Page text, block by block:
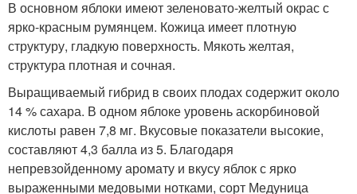
В основном яблоки имеют зеленовато-желтый окрас с
ярко-красным румянцем. Кожица имеет плотную
структуру, гладкую поверхность. Мякоть желтая,
структура плотная и сочная.
Выращиваемый гибрид в своих плодах содержит около
14 % сахара. В одном яблоке уровень аскорбиновой
кислоты равен 7,8 мг. Вкусовые показатели высокие,
составляют 4,3 балла из 5. Благодаря
непревзойденному аромату и вкусу яблок с ярко
выраженными медовыми нотками, сорт Медуница